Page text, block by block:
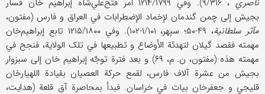
ناصري
، ۹/۳۱۶). وفي ۱۲۱۴/۱۷۹۹ أمر فتح‌علي‌شاه إبراهیم خان فسار
بجیش إلی چمن گندمان لإخماد الإضطرابات في العراق و فارس (مفتون،
مآثر سلطانیة
، ۴۹-۵۰؛ سپهر، ۱/۱۰۱-۱۰۲). وفي ۱۲۱۵/۱۸۰۰ تابع إبراهیم‌خان
مهمته فقصد گیلان لتهدئة الأوضاع و تطبیعها في تلک الولایة، فنجح في
مهمته هذه (مفتون، ن. م، ۶۹) و بعد فترة توجّه إبراهیم خان إلی سبزوار
بجیش من عشرة آلاف فارس، لقمع حرکة العصیان بقیادة اللهیارخان
قلیجي و جعفرخان بیات في خراسان. فبدأ بمحاصرة آق قلعة (هدایت،